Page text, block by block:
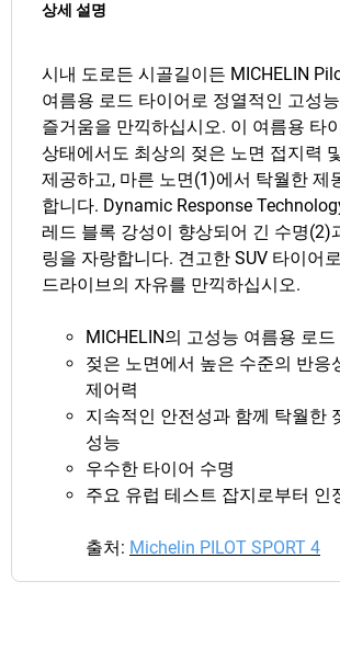
상세 설명
시내 도로든 시골길이든 MICHELIN
여름용 로드 타이어로 정열적인 고성
즐거움을 만끽하십시오. 이 여름용 타
상태에서도 최상의 젖은 노면 접지력
제공하고, 마른 노면(1)에서 탁월한 제
합니다. Dynamic Response
레드 블록 강성이 향상되어 긴 수명(2)
링을 자랑합니다. 견고한 SUV 타이어
드라이브의 자유를 만끽하십시오.
MICHELIN의 고성능 여름용 로드
젖은 노면에서 높은 수준의 반응
제어력
지속적인 안전성과 함께 탁월한
성능
우수한 타이어 수명
주요 유럽 테스트 잡지로부터 인
출처: Michelin PILOT SPORT 4